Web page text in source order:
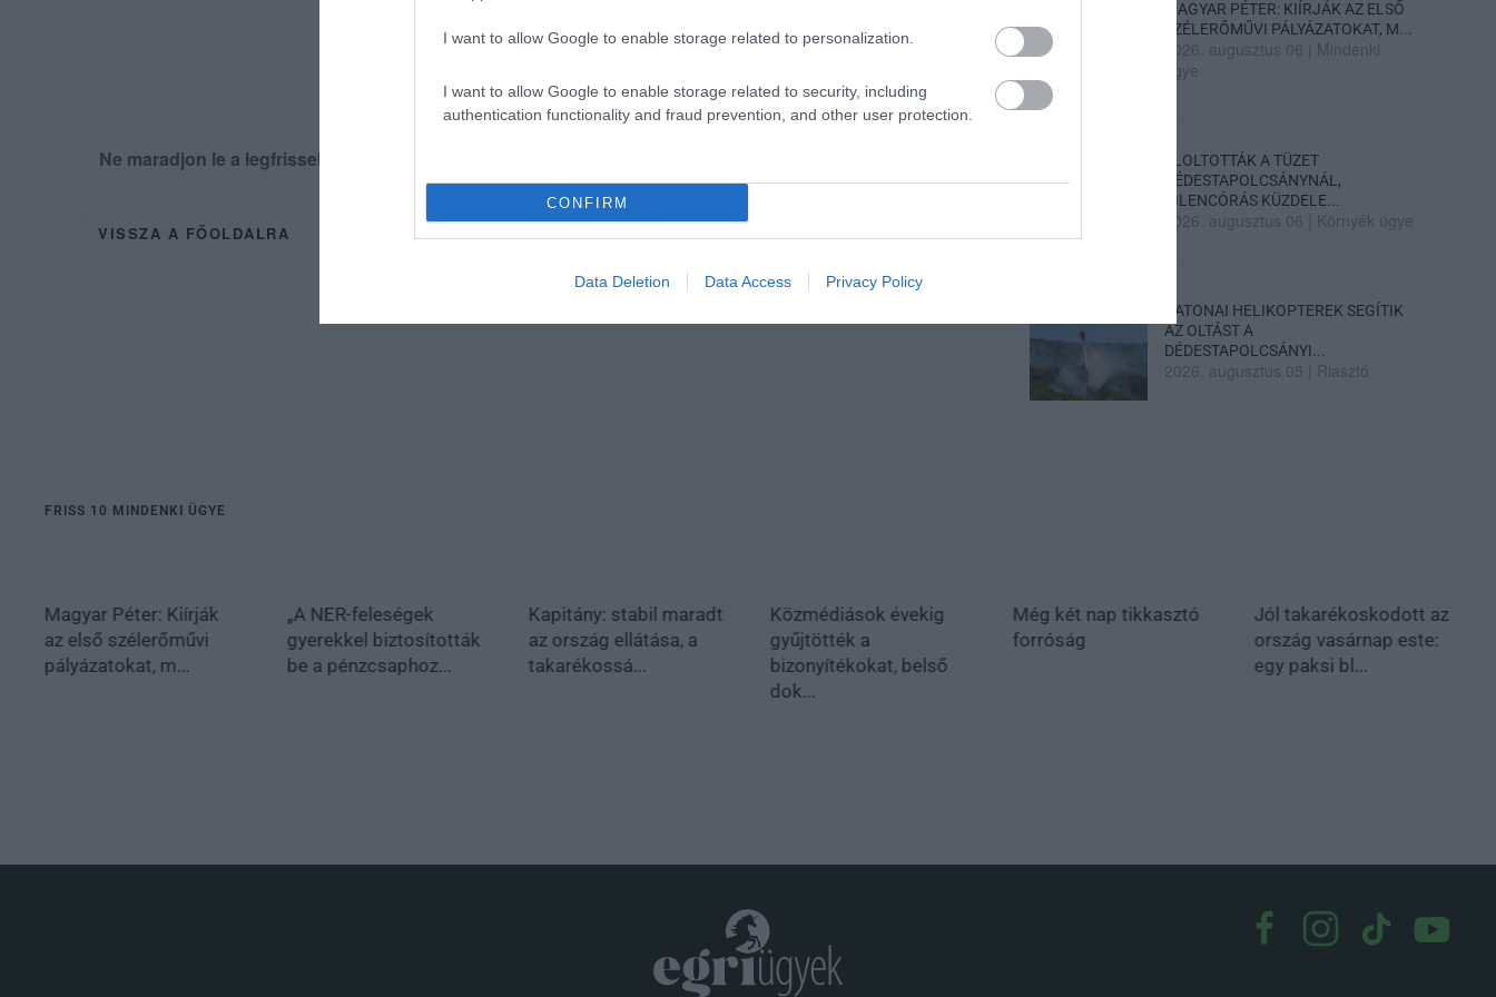
I want to allow Google to enable storage related to personalization.
I want to allow Google to enable storage related to security, including
authentication functionality and fraud prevention, and other user protection.
CONFIRM
Data Deletion Data Access Privacy Policy
Ne maradjon le a legfrissebb hírekről, kövessen bennünket az EGRI ÜGYEK Google Hírek oldalán!
VISSZA A FŐOLDALRA
MAGYAR PÉTER: KIÍRJÁK AZ ELSŐ
SZÉLERŐMŰVI PÁLYÁZATOKAT, M...
2026. augusztus 06
Mindenki
ügye
ELOLTOTTÁK A TÜZET
DÉDESTAPOLCSÁNYNÁL,
KILENCÓRÁS KÜZDELE...
2026. augusztus 06 Környék ügye
KATONAI HELIKOPTEREK SEGÍTIK
AZ OLTÁST A
DÉDESTAPOLCSÁNYI...
2026. augusztus 05 Riasztó
FRISS 10 MINDENKI ÜGYE
Magyar Péter: Kiírják
az első szélerőművi
pályázatokat, m...
„A NER-feleségek
gyerekkel biztosították
be a pénzcsaphoz...
Kapitány: stabil maradt
az ország ellátása, a
takarékossá...
Közmédiások évekig
gyűjtötték a
bizonyítékokat, belső
dok...
Még két nap tikkasztó
forróság
Jól takarékoskodott az
ország vasárnap este:
egy paksi bl...